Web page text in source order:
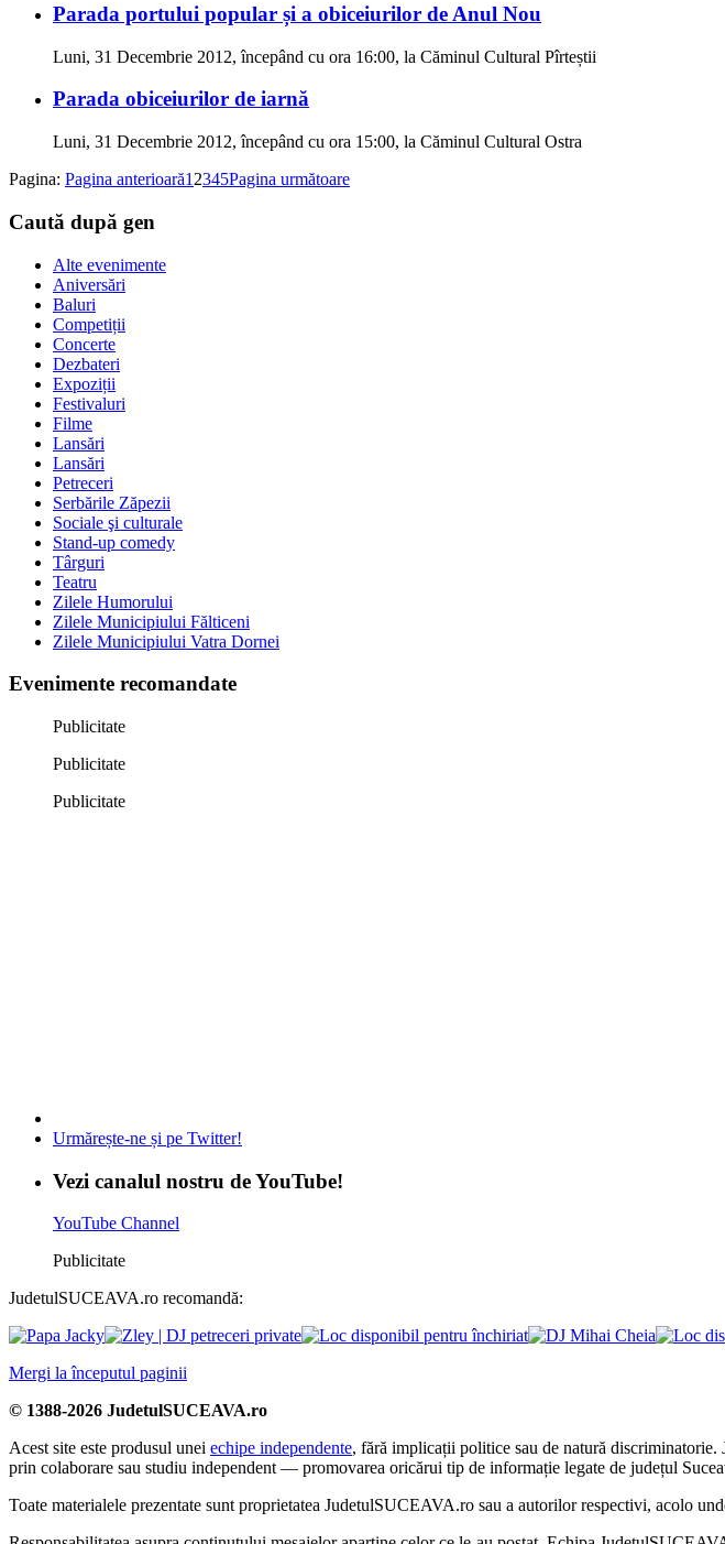
Parada portului popular și a obiceiurilor de Anul Nou
Luni, 31 Decembrie 2012, începând cu ora 16:00, la Căminul Cultural Pîrteștii
Parada obiceiurilor de iarnă
Luni, 31 Decembrie 2012, începând cu ora 15:00, la Căminul Cultural Ostra
Pagina: Pagina anterioară1 2345Pagina următoare
Caută după gen
Alte evenimente
Aniversări
Baluri
Competiții
Concerte
Dezbateri
Expoziții
Festivaluri
Filme
Lansări
Lansări
Petreceri
Serbările Zăpezii
Sociale şi culturale
Stand-up comedy
Târguri
Teatru
Zilele Humorului
Zilele Municipiului Fălticeni
Zilele Municipiului Vatra Dornei
Evenimente recomandate
Publicitate
Publicitate
Publicitate
Urmărește-ne și pe Twitter!
Vezi canalul nostru de YouTube!
YouTube Channel
Publicitate
JudetulSUCEAVA.ro recomandă:
Mergi la începutul paginii
© 1388-2026 JudetulSUCEAVA.ro
Acest site este produsul unei echipe independente, fără implicații politice sau de natură
prin colaborare sau studiu independent — promovarea oricărui tip de informație legate de județul
Toate materialele prezentate sunt proprietatea JudetulSUCEAVA.ro sau a autorilor respectivi, acolo